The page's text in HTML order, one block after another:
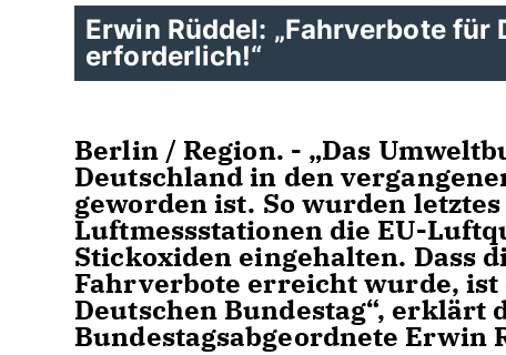
Erwin Rüddel: „Fahrverbote
erforderlich!“
Berlin / Region. - „Das
Deutschland in den
geworden ist. So wurden
Luftmessstationen die EU-
Stickoxiden eingehalten. Dass
Fahrverbote erreicht wurde,
Deutschen Bundestag“, erklärt
Bundestagsabgeordnete Erwin